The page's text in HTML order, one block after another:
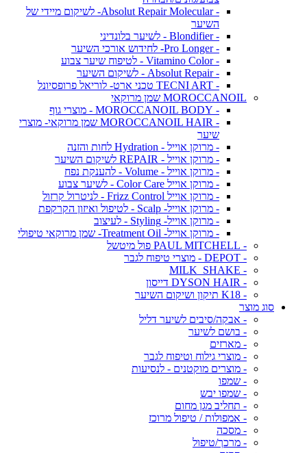
- Absolut Repair Molecular- לשיקום מיידי של
השיער
- Blondifier - לשיער בלונדיני
- Pro Longer- לחידוש אורכי השיער
- Vitamino Color - לטיפוח שיער צבוע
- Absolut Repair - לשיקום השיער
- TECNI ART טכני ארט- לוריאל פרופסיונל
MOROCCANOIL שמן מרוקאי
- MOROCCANOIL BODY - מוצרי גוף
- MOROCCANOIL HAIR שמן מרוקאי- מוצרי
שיער
- מרוקן אוייל - Hydration לחות והזנה
- מרוקן אוייל - REPAIR לשיקום השיער
- מרוקן אוייל - Volume - להענקת נפח
- מרוקן אוייל Color Care - לשיער צבוע
- מרוקן אוייל Frizz Control - לניטרול קרזול
- מרוקן אוייל- Scalp - לטיפול ואיזון הקרקפת
- מרוקן אוייל- Styling - לעיצוב
- מרוקן אוייל- Treatment Oil- שמן מרוקאי טיפולי
- PAUL MITCHELL פול מיטשל
- DEPOT - מוצרי טיפוח לגבר
- MILK_SHAKE
- DYSON HAIR דייסון
- K18 תיקון ושיקום השיער
סוג מוצר
- אבקה/סיבים לשיער דליל
- בושם לשיער
- מארזים
- מוצרי גילוח וטיפוח לגבר
- מוצרים מוקטנים - לנסיעות
- שמפו
- שמפו יבש
- תחליב מגן מחום
- אמפולות / טיפול מרוכז
- מסכה
- מרכך/טיפול